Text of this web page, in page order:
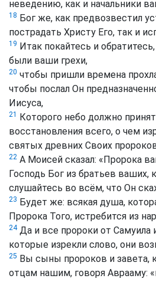
неведению, как и начальники
18 Бог же, как предвозвестил
пострадать Христу Его, так и
19 Итак покайтесь и
были ваши грехи,
20 чтобы пришли времена
чтобы послал Он
Иисуса,
21 Которого небо должно
восстановления всего, о чем
святых древних Своих
22 А Моисей сказал: «Пророка
Господь Бог из братьев ваших,
слушайтесь во всём, что Он
23 Будет же: всякая душа,
Пророка Того, истребится из
24Да и все пророки от Самуила
которые изрекли слово, они
25 Вы сыны пророков и завета,
отцам нашим, говоря Аврааму: